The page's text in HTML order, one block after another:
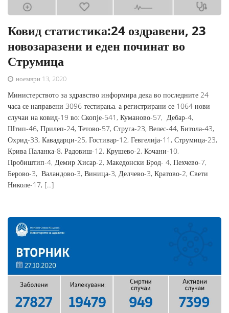
Ковид статистика:24 оздравени, 23
новозаразени и еден починат во
Струмица
ноември 13, 2020
Министерството за здравство информира дека во последните 24
часа се направени 3096 тестирања, а регистрирани се 1064 нови
случаи на ковид-19 во: Скопје-541, Куманово-57, Дебар-4,
Штип-46, Прилеп-24, Тетово-57, Струга-23, Велес-44, Битола-43,
Охрид-33, Кавадарци-25, Гостивар-12, Гевгелија-11, Струмица-23,
Крива Паланка-8, Радовиш-12, Крушево-2, Кочани-10,
Пробиштип-4, Демир Хисар-2, Македонски Брод- 4, Пехчево-7,
Берово-3, Валандово-3, Виница-3, Делчево-3, Кратово-2, Свети
Николе-17, […]